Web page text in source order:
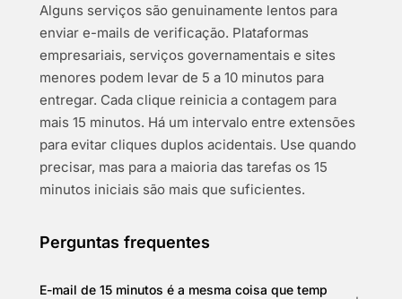
Alguns serviços são genuinamente lentos para
enviar e-mails de verificação. Plataformas
empresariais, serviços governamentais e sites
menores podem levar de 5 a 10 minutos para
entregar. Cada clique reinicia a contagem para
mais 15 minutos. Há um intervalo entre extensões
para evitar cliques duplos acidentais. Use quando
precisar, mas para a maioria das tarefas os 15
minutos iniciais são mais que suficientes.
Perguntas frequentes
E-mail de 15 minutos é a mesma coisa que temp